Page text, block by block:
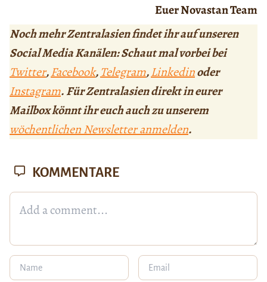
Euer Novastan Team
Noch mehr Zentralasien findet ihr auf unseren
Social Media Kanälen: Schaut mal vorbei bei
Twitter,Facebook,Telegram,Linkedinoder
Instagram. Für Zentralasien direkt in eurer
Mailbox könnt ihr euch auch zu unserem
wöchentlichen Newsletter anmelden.
KOMMENTARE